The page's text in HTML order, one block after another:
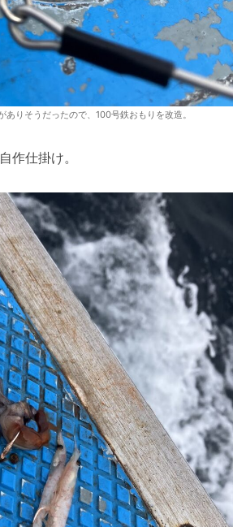
ありそうだったので、100号鉄おもりを改造。
作仕掛け。